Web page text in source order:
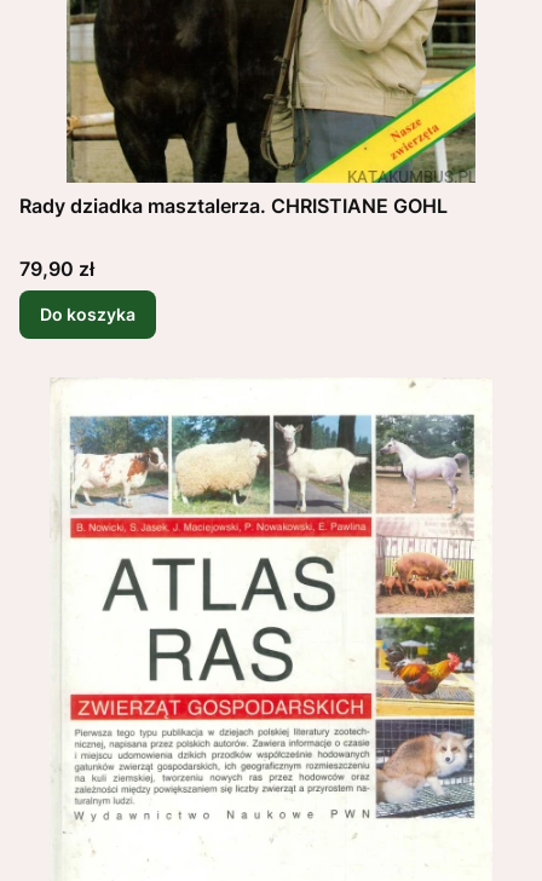
Rady dziadka masztalerza. CHRISTIANE GOHL
Cena
79,90 zł
Do koszyka